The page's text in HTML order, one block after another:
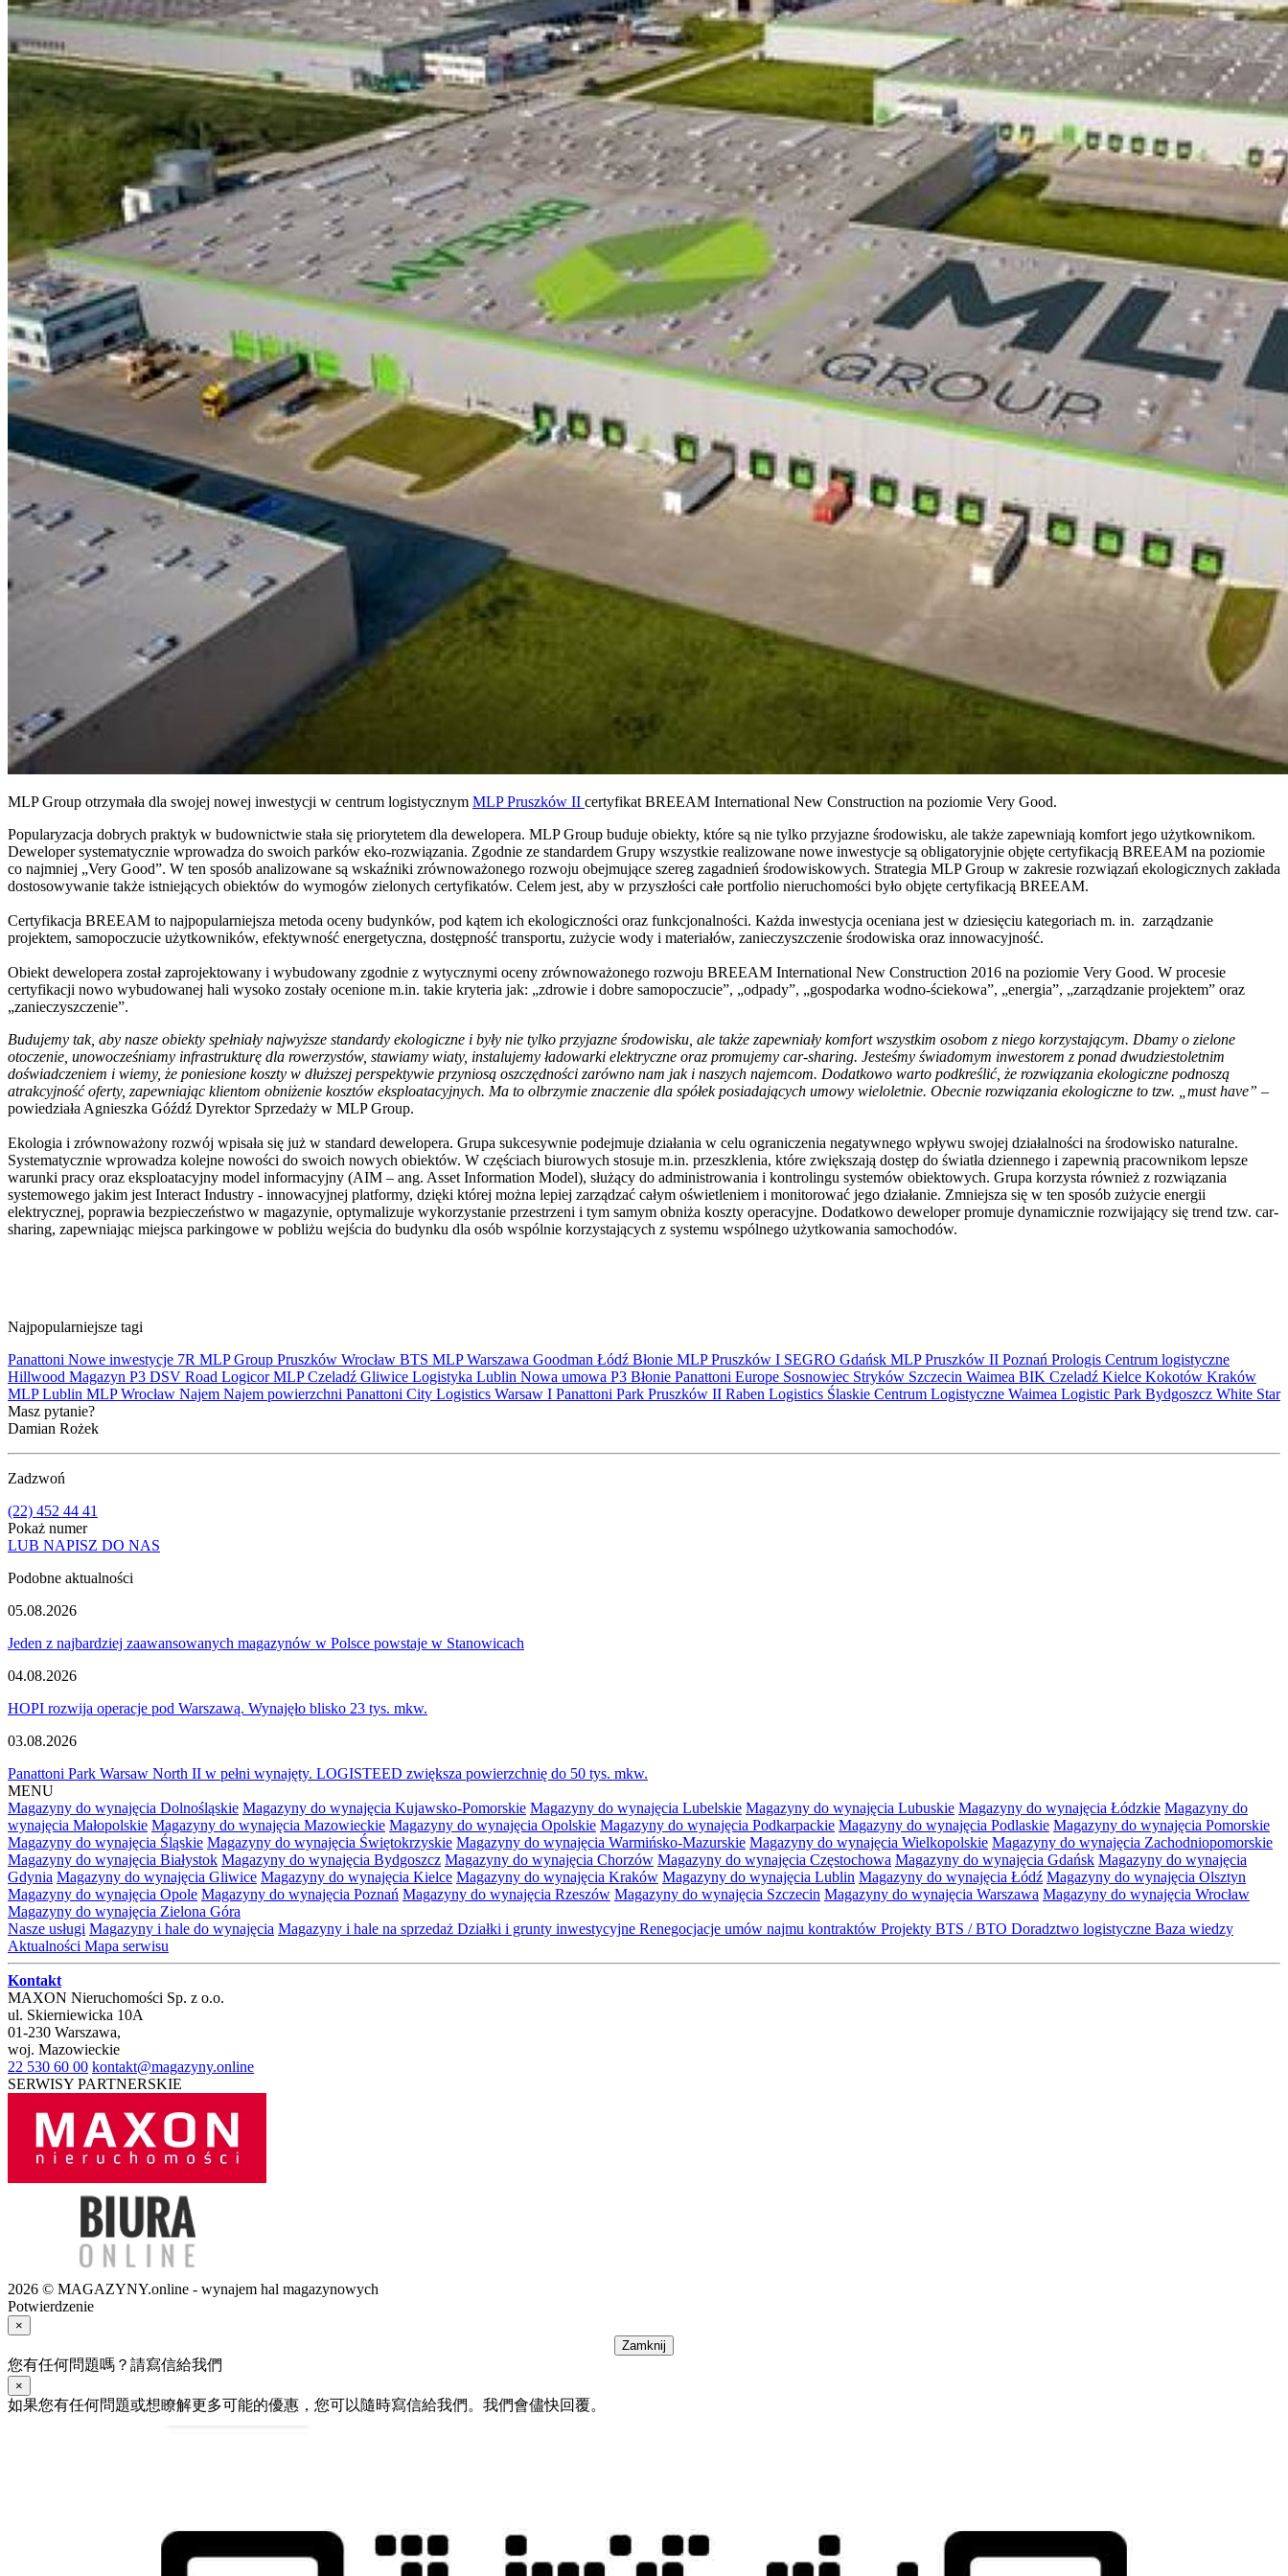
MLP Group otrzymała dla swojej nowej inwestycji w centrum logistycznym MLP Pruszków II certyfikat BREEAM International New Construction na poziomie Very Good.
Popularyzacja dobrych praktyk w budownictwie stała się priorytetem dla dewelopera. MLP Group buduje obiekty, które są nie tylko przyjazne środowisku, ale także zapewniają komfort jego użytkownikom.
Deweloper systematycznie wprowadza do swoich parków eko-rozwiązania. Zgodnie ze standardem Grupy wszystkie realizowane nowe inwestycje są obligatoryjnie objęte certyfikacją BREEAM na poziomie
co najmniej „Very Good”. W ten sposób analizowane są wskaźniki zrównoważonego rozwoju obejmujące szereg zagadnień środowiskowych. Strategia MLP Group w zakresie rozwiązań ekologicznych zakłada
dostosowywanie także istniejących obiektów do wymogów zielonych certyfikatów. Celem jest, aby w przyszłości całe portfolio nieruchomości było objęte certyfikacją BREEAM.
Certyfikacja BREEAM to najpopularniejsza metoda oceny budynków, pod kątem ich ekologiczności oraz funkcjonalności. Każda inwestycja oceniana jest w dziesięciu kategoriach m. in. zarządzanie
projektem, samopoczucie użytkowników, efektywność energetyczna, dostępność transportu, zużycie wody i materiałów, zanieczyszczenie środowiska oraz innowacyjność.
Obiekt dewelopera został zaprojektowany i wybudowany zgodnie z wytycznymi oceny zrównoważonego rozwoju BREEAM International New Construction 2016 na poziomie Very Good. W procesie
certyfikacji nowo wybudowanej hali wysoko zostały ocenione m.in. takie kryteria jak: „zdrowie i dobre samopoczucie”, „odpady”, „gospodarka wodno-ściekowa”, „energia”, „zarządzanie projektem” oraz
„zanieczyszczenie”.
Budujemy tak, aby nasze obiekty spełniały najwyższe standardy ekologiczne i były nie tylko przyjazne środowisku, ale także zapewniały komfort wszystkim osobom z niego korzystającym. Dbamy o zielone
otoczenie, unowocześniamy infrastrukturę dla rowerzystów, stawiamy wiaty, instalujemy ładowarki elektryczne oraz promujemy car-sharing. Jesteśmy świadomym inwestorem z ponad dwudziestoletnim
doświadczeniem i wiemy, że poniesione koszty w dłuższej perspektywie przyniosą oszczędności zarówno nam jak i naszych najemcom. Dodatkowo warto podkreślić, że rozwiązania ekologiczne podnoszą
atrakcyjność oferty, zapewniając klientom obniżenie kosztów eksploatacyjnych. Ma to olbrzymie znaczenie dla spółek posiadających umowy wieloletnie. Obecnie rozwiązania ekologiczne to tzw. „must have” –
powiedziała Agnieszka Góźdź Dyrektor Sprzedaży w MLP Group.
Ekologia i zrównoważony rozwój wpisała się już w standard dewelopera. Grupa sukcesywnie podejmuje działania w celu ograniczenia negatywnego wpływu swojej działalności na środowisko naturalne.
Systematycznie wprowadza kolejne nowości do swoich nowych obiektów. W częściach biurowych stosuje m.in. przeszklenia, które zwiększają dostęp do światła dziennego i zapewnią pracownikom lepsze
warunki pracy oraz eksploatacyjny model informacyjny (AIM – ang. Asset Information Model), służący do administrowania i kontrolingu systemów obiektowych. Grupa korzysta również z rozwiązania
systemowego jakim jest Interact Industry - innowacyjnej platformy, dzięki której można lepiej zarządzać całym oświetleniem i monitorować jego działanie. Zmniejsza się w ten sposób zużycie energii
elektrycznej, poprawia bezpieczeństwo w magazynie, optymalizuje wykorzystanie przestrzeni i tym samym obniża koszty operacyjne. Dodatkowo deweloper promuje dynamicznie rozwijający się trend tzw. car-
sharing, zapewniając miejsca parkingowe w pobliżu wejścia do budynku dla osób wspólnie korzystających z systemu wspólnego użytkowania samochodów.
Najpopularniejsze tagi
Panattoni Nowe inwestycje 7R MLP Group Pruszków Wrocław BTS MLPWarszawa Goodman Łódź Błonie MLP Pruszków I SEGRO Gdańsk MLP Pruszków II Poznań Prologis Centrum logistyczne
Hillwood Magazyn P3 DSV Road LogicorMLP Czeladź Gliwice Logistyka Lublin Nowa umowa P3 Błonie Panattoni Europe Sosnowiec Stryków Szczecin Waimea BIK Czeladź Kielce Kokotów Kraków
MLP Lublin MLP Wrocław Najem Najem powierzchni Panattoni City Logistics Warsaw I Panattoni Park Pruszków II Raben Logistics Ślaskie Centrum Logistyczne Waimea Logistic Park Bydgoszcz White Star
Masz pytanie?
Damian Rożek
Zadzwoń
(22) 452 44 41
Pokaż numer
LUB NAPISZ DO NAS
Podobne aktualności
05.08.2026
Jeden z najbardziej zaawansowanych magazynów w Polsce powstaje w Stanowicach
04.08.2026
HOPI rozwija operacje pod Warszawą. Wynajęło blisko 23 tys. mkw.
03.08.2026
Panattoni Park Warsaw North II w pełni wynajęty. LOGISTEED zwiększa powierzchnię do 50 tys. mkw.
MENU
Magazyny do wynajęcia Dolnośląskie Magazyny do wynajęcia Kujawsko-Pomorskie Magazyny do wynajęcia Lubelskie Magazyny do wynajęcia Lubuskie Magazyny do wynajęcia Łódzkie Magazyny do
wynajęcia Małopolskie Magazyny do wynajęcia Mazowieckie Magazyny do wynajęcia Opolskie Magazyny do wynajęcia Podkarpackie Magazyny do wynajęcia Podlaskie Magazyny do wynajęcia Pomorskie
Magazyny do wynajęcia Śląskie Magazyny do wynajęcia Świętokrzyskie Magazyny do wynajęcia Warmińsko-Mazurskie Magazyny do wynajęcia Wielkopolskie Magazyny do wynajęcia Zachodniopomorskie
Magazyny do wynajęcia Białystok Magazyny do wynajęcia Bydgoszcz Magazyny do wynajęcia Chorzów Magazyny do wynajęcia Częstochowa Magazyny do wynajęcia Gdańsk Magazyny do wynajęcia
Gdynia Magazyny do wynajęcia Gliwice Magazyny do wynajęcia Kielce Magazyny do wynajęcia Kraków Magazyny do wynajęcia Lublin Magazyny do wynajęcia Łódź Magazyny do wynajęcia Olsztyn
Magazyny do wynajęcia Opole Magazyny do wynajęcia Poznań Magazyny do wynajęcia Rzeszów Magazyny do wynajęcia Szczecin Magazyny do wynajęcia Warszawa Magazyny do wynajęcia Wrocław
Magazyny do wynajęcia Zielona Góra
Nasze usługi Magazyny i hale do wynajęcia Magazyny i hale na sprzedaż Działki i grunty inwestycyjne Renegocjacje umów najmu kontraktów Projekty BTS / BTO Doradztwo logistyczne Baza wiedzy
Aktualności Mapa serwisu
Kontakt
MAXON Nieruchomości Sp. z o.o.
ul. Skierniewicka 10A
01-230 Warszawa,
woj. Mazowieckie
22 530 60 00 kontakt@magazyny.online
SERWISY PARTNERSKIE
2026 © MAGAZYNY.online - wynajem hal magazynowych
Potwierdzenie
×
Zamknij
您有任何問題嗎？請寫信給我們
×
如果您有任何問題或想瞭解更多可能的優惠，您可以隨時寫信給我們。我們會儘快回覆。